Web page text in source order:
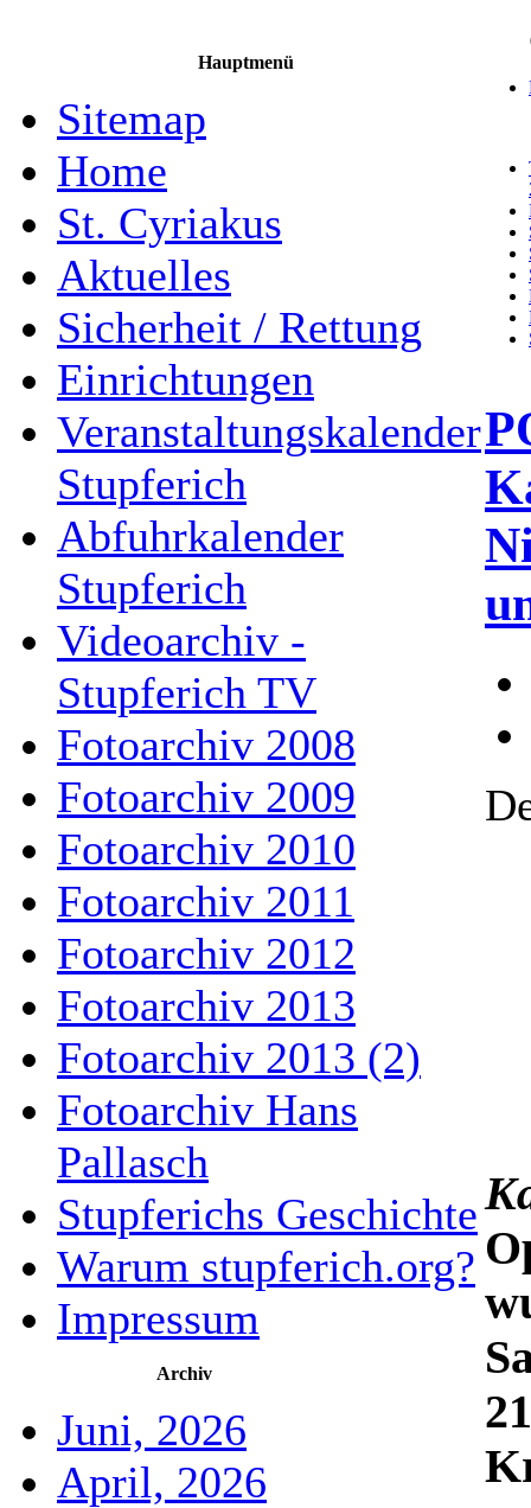
Hauptmenü
Sitemap
Home
St. Cyriakus
Aktuelles
Sicherheit / Rettung
Einrichtungen
Veranstaltungskalender
Stupferich
Abfuhrkalender
Stupferich
Videoarchiv -
Stupferich TV
Fotoarchiv 2008
Fotoarchiv 2009
Fotoarchiv 2010
Fotoarchiv 2011
Fotoarchiv 2012
Fotoarchiv 2013
Fotoarchiv 2013 (2)
Fotoarchiv Hans
Pallasch
Stupferichs Geschichte
Warum stupferich.org?
Impressum
Archiv
Juni, 2026
April, 2026